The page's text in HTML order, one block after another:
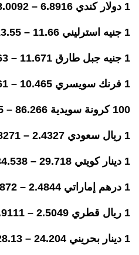
1 دولار كندي 6.8916 – 8.0092
1 جنيه استرليني 11.66 – 13.55
1 جنيه جبل طارق 11.671 – 13.563
1 فرنك سويسري 10.465 – 12.161
100 كرونة سويدية 86.266 – 100.25
1 ريال سعودي 2.4327 – 2.8271
1 دينار كويتي 29.718 – 34.538
1 درهم إماراتي 2.4844 – 2.8872
1 ريال قطري 2.5049 – 2.9111
1 دينار بحريني 24.204 – 28.13